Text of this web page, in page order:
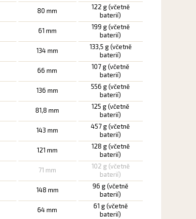
80 mm
122 g (včetně
baterií)
61 mm
199 g (včetně
baterií)
134 mm
133,5 g (včetně
baterií)
66 mm
107 g (včetně
baterií)
136 mm
556 g (včetně
baterií)
81,8 mm
125 g (včetně
baterií)
143 mm
457 g (včetně
baterií)
121 mm
128 g (včetně
baterií)
71 mm
102 g (včetně
baterií)
148 mm
96 g (včetně
baterií)
64 mm
61 g (včetně
baterií)